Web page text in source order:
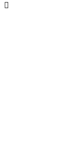
